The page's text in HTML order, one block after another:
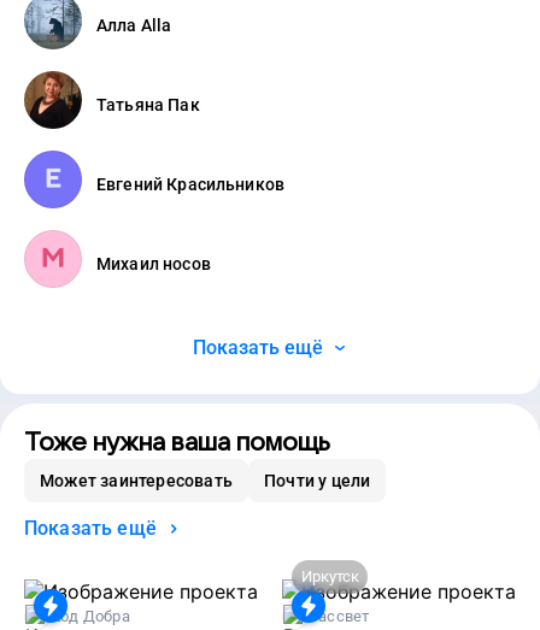
Алла Alla
Татьяна Пак
Евгений Красильников
Михаил носов
Показать ещё
Тоже нужна ваша помощь
Может заинтересовать Почти у цели
Показать ещё
Код Добра
Иркутск
Рассвет